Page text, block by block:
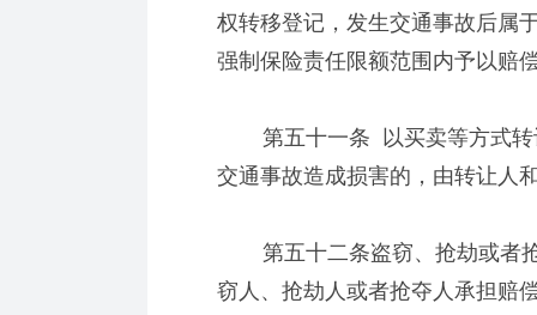
权转移登记，发生交通事故后属
强制保险责任限额范围内予以赔
第五十一条 以买卖等方式转
交通事故造成损害的，由转让人
第五十二条盗窃、抢劫或者抢
窃人、抢劫人或者抢夺人承担赔